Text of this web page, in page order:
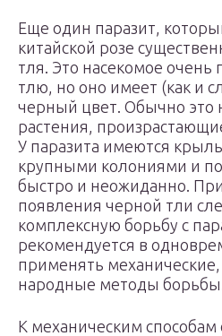
Еще один паразит,
китайской розе
тля. Это насекомое
тлю, но оно имеет (как и
черный цвет. Обычно это
растения,
У паразита имеются
крупными колониями и
быстро и неожиданно.
появления черной тли
комплексную борьбу с
рекомендуется в
применять
народные методы
К механическим способам